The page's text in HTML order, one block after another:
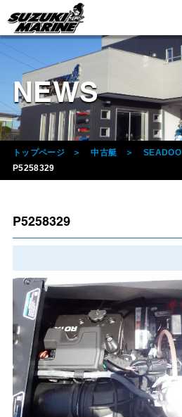
NEWS
トップページ 中古艇 SEADOO
P5258329
P5258329